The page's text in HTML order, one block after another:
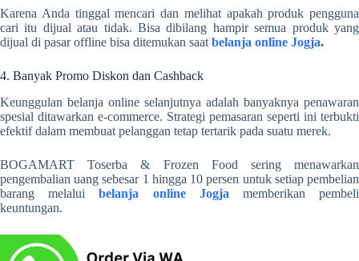
Karena Anda tinggal mencari dan melihat apakah produk pengguna
cari itu dijual atau tidak. Bisa dibilang hampir semua produk yang
dijual di pasar offline bisa ditemukan saat belanja online Jogja.
4. Banyak Promo Diskon dan Cashback
Keunggulan belanja online selanjutnya adalah banyaknya penawaran
spesial ditawarkan e-commerce. Strategi pemasaran seperti ini terbukti
efektif dalam membuat pelanggan tetap tertarik pada suatu merek.
BOGAMART Toserba & Frozen Food sering menawarkan
pengembalian uang sebesar 1 hingga 10 persen untuk setiap pembelian
barang melaluibelanja online Jogja memberikan pembeli
keuntungan.